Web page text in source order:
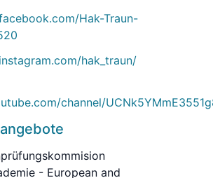
Hak-Traun-
hak_traun/
channel/
- European and